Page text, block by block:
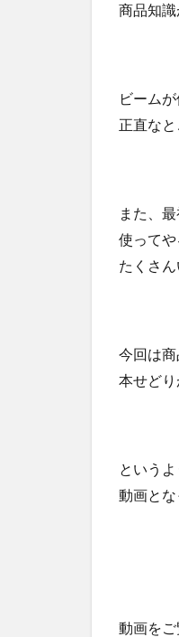
商品知
ビーム
正直な
また、
使って
たくさ
今回は
本せどり
という
動画とな
動画をご